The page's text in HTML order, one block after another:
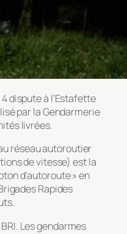
dispute à l’Estafette
par la Gendarmerie
livrées.
réseau autoroutier
de vitesse) est la
d’autoroute » en
Rapides
Les gendarmes